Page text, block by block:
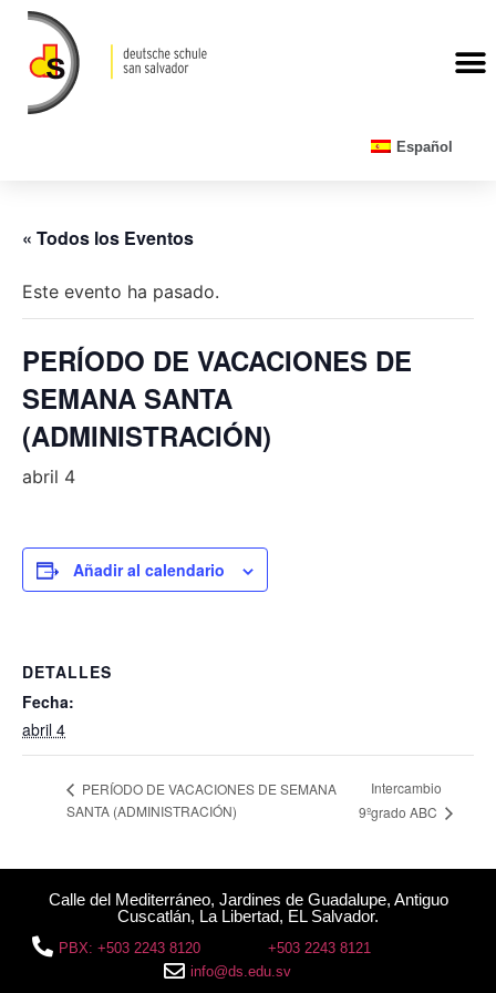
Español
« Todos los Eventos
Este evento ha pasado.
PERÍODO DE VACACIONES DE
SEMANA SANTA
(ADMINISTRACIÓN)
abril 4
Añadir al calendario
DETALLES
Fecha:
abril 4
PERÍODO DE VACACIONES DE SEMANA
SANTA (ADMINISTRACIÓN)
Intercambio
9ºgrado ABC
Calle del Mediterráneo, Jardines de Guadalupe, Antiguo
Cuscatlán, La Libertad, EL Salvador.
PBX: +503 2243 8120
+503 2243 8121
info@ds.edu.sv